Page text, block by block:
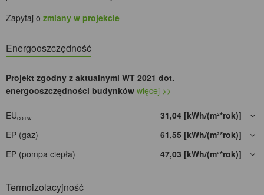
Zapytaj o zmiany w projekcie
Energooszczędność
Projekt zgodny z aktualnymi WT 2021 dot.
energooszczędności budynków więcej >>
EUco+w
31,04 [kWh/(m²*rok)]
EP (gaz)
61,55 [kWh/(m²*rok)]
EP (pompa ciepła)
47,03 [kWh/(m²*rok)]
Termoizolacyjność